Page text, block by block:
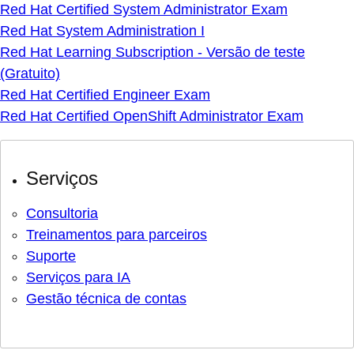
Red Hat Certified System Administrator Exam
Red Hat System Administration I
Red Hat Learning Subscription - Versão de teste
(Gratuito)
Red Hat Certified Engineer Exam
Red Hat Certified OpenShift Administrator Exam
Serviços
Consultoria
Treinamentos para parceiros
Suporte
Serviços para IA
Gestão técnica de contas